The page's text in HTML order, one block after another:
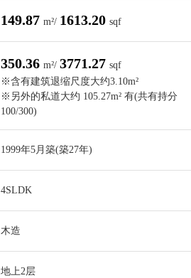
149.87 m²/ 1613.20 sqf
350.36 m²/ 3771.27 sqf
※含有建筑退缩尺度大约3.10m²
※另外的私道大约 105.27m² 有(共有持分
100/300)
1999年5月築(築27年)
4SLDK
木造
地上2层